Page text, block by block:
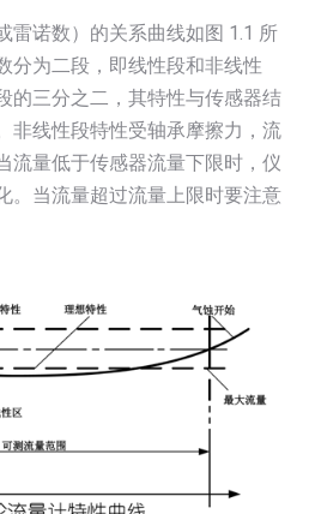
雷诺数）的关系曲线如图 1.1 所
分为二段，即线性段和非线性
的三分之二，其特性与传感器结
非线性段特性受轴承摩擦力，流
流量低于传感器流量下限时，仪
。当流量超过流量上限时要注意